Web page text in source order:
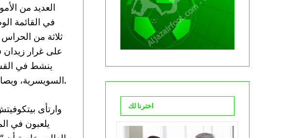
العديد من
في القائمة
ثلاثة من
على غرار زيدان
ينشط في
السويسرية، ويصاف إليهم رابع المستدعين بلعزوغ الذي يعتبر حارسا في الفريق الثاني لنادي رين.
وارتأى
يلعبون في
اخترنا لك